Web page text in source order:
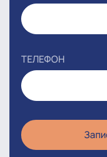
ТЕЛЕФОН